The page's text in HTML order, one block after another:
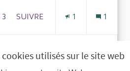
utilisés sur le site web
3 3 ABONNÉS
SUIVRE
1 1
VOIR LA PROPOSITION